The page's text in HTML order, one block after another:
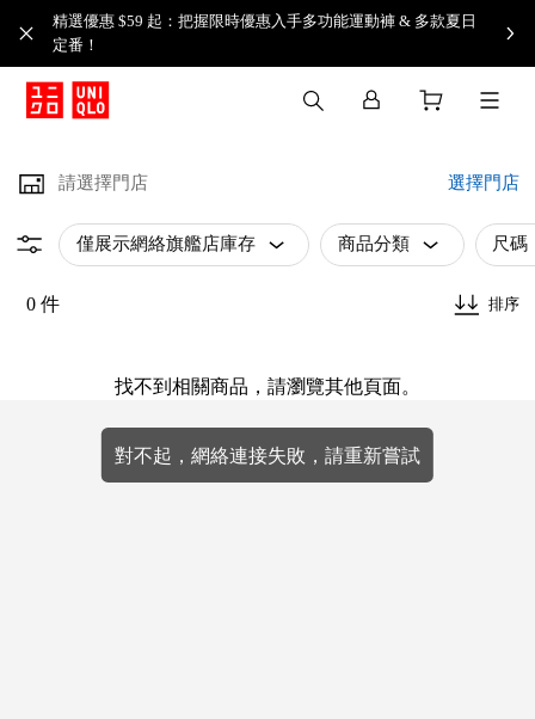
精選優惠 $59 起：把握限時優惠入手多功能運動褲 & 多款夏日
定番！​
請選擇門店 選擇門店
僅展示網絡旗艦店庫存 商品分類 尺碼
0 件 排序
找不到相關商品，請瀏覽其他頁面。
對不起，網絡連接失敗，請重新嘗試